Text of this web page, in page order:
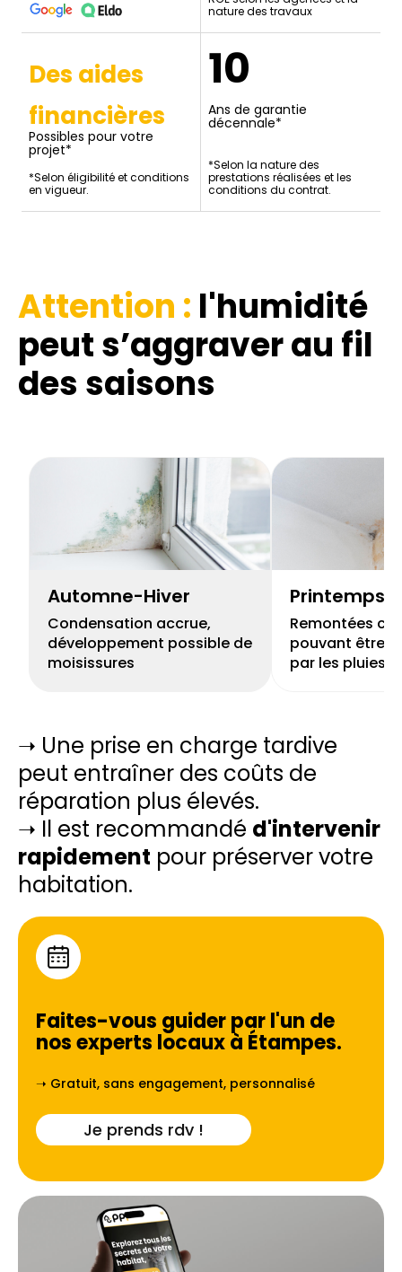
nature des travaux
Des aides
financières
Possibles pour votre
projet*
*Selon éligibilité et conditions
en vigueur.
10
Ans de garantie
décennale*
*Selon la nature des
prestations réalisées et les
conditions du contrat.
Attention : l'humidité
peut s’aggraver au fil
des saisons
Automne-Hiver
Condensation accrue,
développement possible de
moisissures
Printemps
Remontées
pouvant être
par les pluies
➝ Une prise en charge tardive
peut entraîner des coûts de
réparation plus élevés.
➝ Il est recommandé d'intervenir
rapidement pour préserver votre
habitation.
Faites-vous guider par l'un de
nos experts locaux à Étampes.
➝ Gratuit, sans engagement, personnalisé
Je prends rdv !